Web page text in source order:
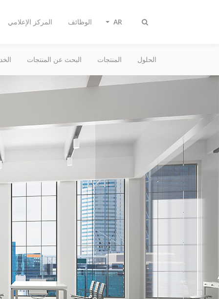
تبديل
المركز الإعلامي الوظائف AR
الحلول المنتجات البحث عن المنتجات